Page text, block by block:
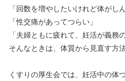
「回数を増やしたいけれど体がし
「性交痛があってつらい」
「夫婦ともに疲れて、妊活が義務
そんなときは、体質から見直す方
くすりの厚生会では、妊活中の体